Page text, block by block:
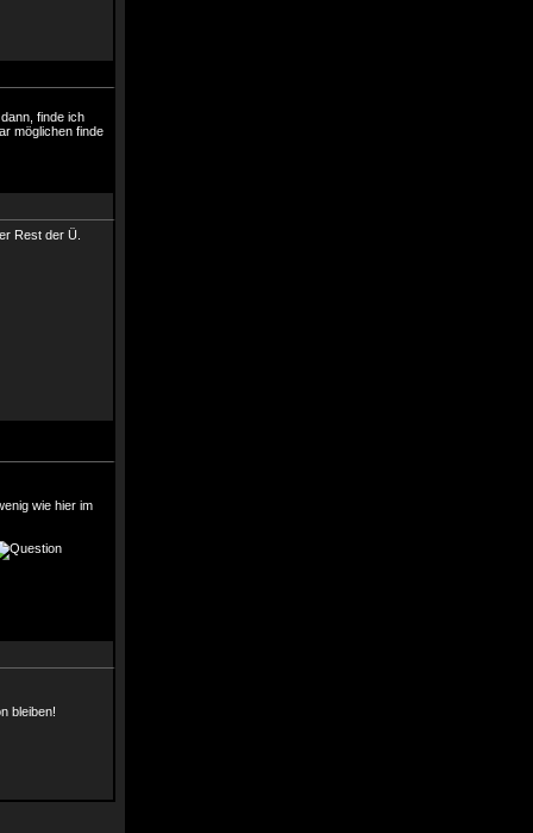
finde ich
möglichen finde
Rest der Ü.
wie hier im
bleiben!